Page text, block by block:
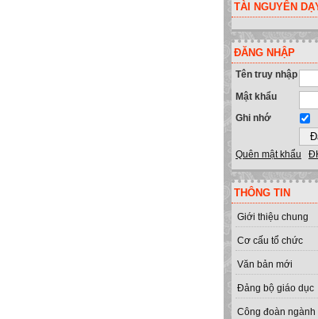
TÀI NGUYÊN
ĐĂNG NHẬP
Tên truy nhập
Mật khẩu
Ghi nhớ
Quên mật khẩu
THÔNG TIN
Giới thiệu chung
Cơ cấu tổ chức
Văn bản mới
Đảng bộ giáo dục
Công đoàn ngành